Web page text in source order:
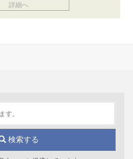
詳細へ
検索する